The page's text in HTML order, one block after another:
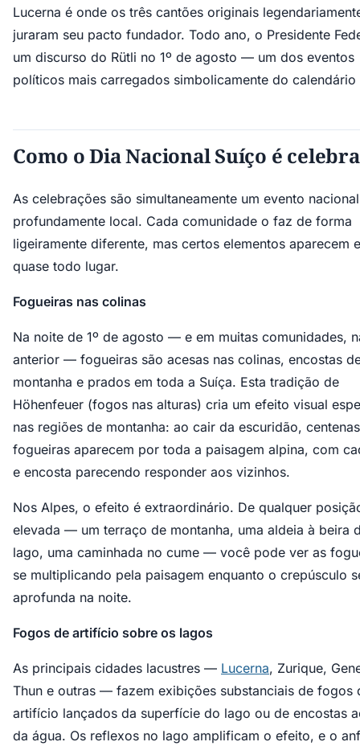
Lucerna é onde os três cantões originais
juraram seu pacto fundador. Todo ano, o Presidente
um discurso do Rütli no 1º de agosto — um dos eventos
políticos mais carregados simbolicamente do calendário
Como o Dia Nacional Suíço é
As celebrações são simultaneamente um evento
profundamente local. Cada comunidade o faz de forma
ligeiramente diferente, mas certos elementos aparecem
quase todo lugar.
Fogueiras nas colinas
Na noite de 1º de agosto — e em muitas comunidades,
anterior — fogueiras são acesas nas colinas, encostas
montanha e prados em toda a Suíça. Esta tradição de
Höhenfeuer (fogos nas alturas) cria um efeito visual
nas regiões de montanha: ao cair da escuridão,
fogueiras aparecem por toda a paisagem alpina, com
e encosta parecendo responder aos vizinhos.
Nos Alpes, o efeito é extraordinário. De qualquer
elevada — um terraço de montanha, uma aldeia à beira
lago, uma caminhada no cume — você pode ver as
se multiplicando pela paisagem enquanto o crepúsculo
aprofunda na noite.
Fogos de artifício sobre os lagos
As principais cidades lacustres — Lucerna, Zurique,
Thun e outras — fazem exibições substanciais de fogos
artifício lançados da superfície do lago ou de encostas
da água. Os reflexos no lago amplificam o efeito, e o